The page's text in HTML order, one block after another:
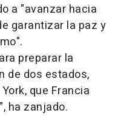
a "avanzar hacia
garantizar la paz y
preparar la
de dos estados,
que Francia
ha zanjado.